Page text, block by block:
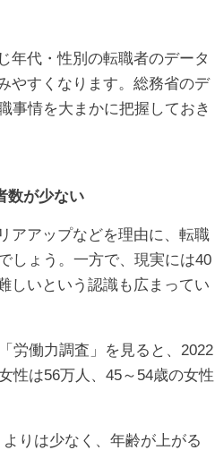
年代・性別の転職者のデータ
やすくなります。総務省のデ
事情を大まかに把握しておき
数が少ない
アアップなどを理由に、転職
しょう。一方で、現実には40
しいという認識も広まってい
労働力調査」を見ると、2022
性は56万人、45～54歳の女性
りは少なく、年齢が上がる